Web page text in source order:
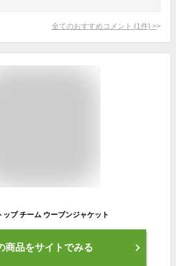
全てのおすすめコメント (1 件) >
プ チーム ウーブンジャケット
商品をサイトでみる